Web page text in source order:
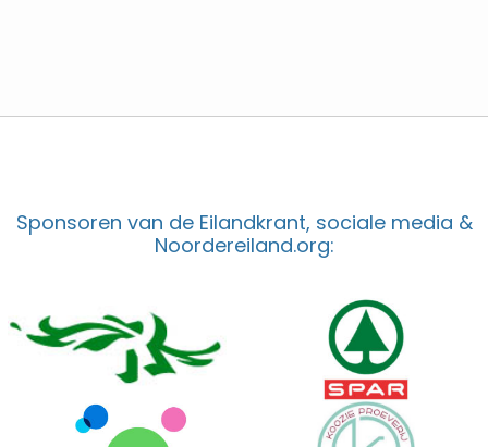
Sponsoren van de Eilandkrant, sociale media &
Noordereiland.org: